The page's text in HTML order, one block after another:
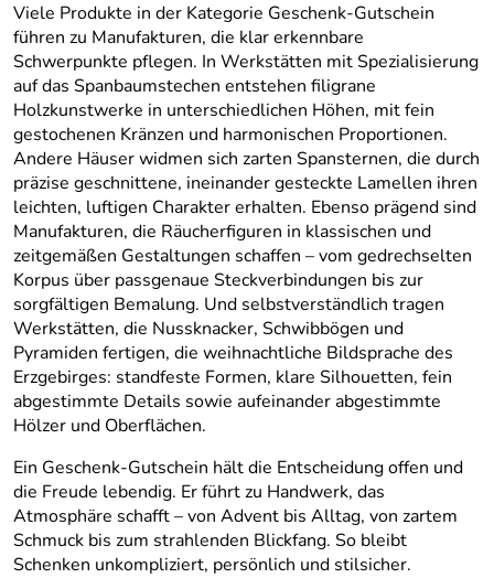
Viele Produkte in der Kategorie Geschenk-Gutschein
führen zu Manufakturen, die klar erkennbare
Schwerpunkte pflegen. In Werkstätten mit Spezialisierung
auf das Spanbaumstechen entstehen filigrane
Holzkunstwerke in unterschiedlichen Höhen, mit fein
gestochenen Kränzen und harmonischen Proportionen.
Andere Häuser widmen sich zarten Spansternen, die durch
präzise geschnittene, ineinander gesteckte Lamellen ihren
leichten, luftigen Charakter erhalten. Ebenso prägend sind
Manufakturen, die Räucherfiguren in klassischen und
zeitgemäßen Gestaltungen schaffen – vom gedrechselten
Korpus über passgenaue Steckverbindungen bis zur
sorgfältigen Bemalung. Und selbstverständlich tragen
Werkstätten, die Nussknacker, Schwibbögen und
Pyramiden fertigen, die weihnachtliche Bildsprache des
Erzgebirges: standfeste Formen, klare Silhouetten, fein
abgestimmte Details sowie aufeinander abgestimmte
Hölzer und Oberflächen.
Ein Geschenk-Gutschein hält die Entscheidung offen und
die Freude lebendig. Er führt zu Handwerk, das
Atmosphäre schafft – von Advent bis Alltag, von zartem
Schmuck bis zum strahlenden Blickfang. So bleibt
Schenken unkompliziert, persönlich und stilsicher.